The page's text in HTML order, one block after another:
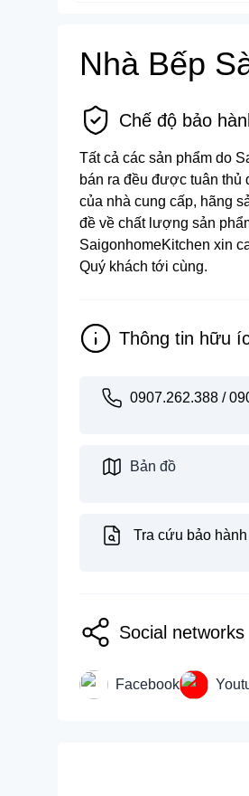
Nhà Bếp
Chế độ bảo
Tất cả các sản phẩm do
bán ra đều được tuân thủ
của nhà cung cấp, hãng
đề về chất lượng sản
SaigonhomeKitchen xin
Quý khách tới cùng.
Thông tin hữu
0907.262.388 /
Bản đồ
Tra cứu bảo hành
Social networks
Facebook